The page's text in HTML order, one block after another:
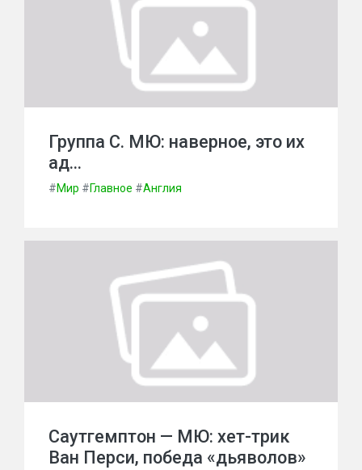
Группа С. МЮ: наверное, это их
ад…
#Мир #Главное #Англия
Саутгемптон — МЮ: хет-трик
Ван Перси, победа «дьяволов»